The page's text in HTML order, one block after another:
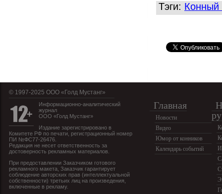
Тэги: Конный
© 1997-2025 OOO «Голд Мустанг»
Информационно-аналитический
журнал
ООО «Голд Мустанг»
Издание зарегистрировано в
Комитете РФ по печати, регистрационный номер
ПИ №ФС77-26476.
Редакция не несет ответственность за
достоверность рекламных материалов.
При предоставлении Заказчиком готового
рекламного макета, Заказчик гарантирует
соблюдение авторских прав (интеллектуальной
собственности) третьих лиц на произведения,
включенные в рекламу.
Главная
Новости
Видео
Юмор от конников
Календарь событий